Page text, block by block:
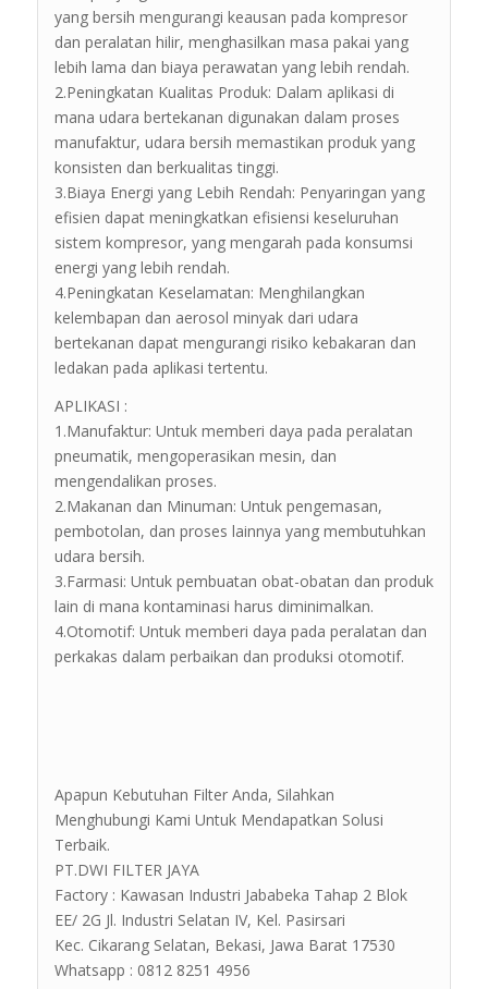
yang bersih mengurangi keausan pada kompresor
dan peralatan hilir, menghasilkan masa pakai yang
lebih lama dan biaya perawatan yang lebih rendah.
2.Peningkatan Kualitas Produk: Dalam aplikasi di
mana udara bertekanan digunakan dalam proses
manufaktur, udara bersih memastikan produk yang
konsisten dan berkualitas tinggi.
3.Biaya Energi yang Lebih Rendah: Penyaringan yang
efisien dapat meningkatkan efisiensi keseluruhan
sistem kompresor, yang mengarah pada konsumsi
energi yang lebih rendah.
4.Peningkatan Keselamatan: Menghilangkan
kelembapan dan aerosol minyak dari udara
bertekanan dapat mengurangi risiko kebakaran dan
ledakan pada aplikasi tertentu.
APLIKASI :
1.Manufaktur: Untuk memberi daya pada peralatan
pneumatik, mengoperasikan mesin, dan
mengendalikan proses.
2.Makanan dan Minuman: Untuk pengemasan,
pembotolan, dan proses lainnya yang membutuhkan
udara bersih.
3.Farmasi: Untuk pembuatan obat-obatan dan produk
lain di mana kontaminasi harus diminimalkan.
4.Otomotif: Untuk memberi daya pada peralatan dan
perkakas dalam perbaikan dan produksi otomotif.
Apapun Kebutuhan Filter Anda, Silahkan
Menghubungi Kami Untuk Mendapatkan Solusi
Terbaik.
PT.DWI FILTER JAYA
Factory : Kawasan Industri Jababeka Tahap 2 Blok
EE/ 2G Jl. Industri Selatan IV, Kel. Pasirsari
Kec. Cikarang Selatan, Bekasi, Jawa Barat 17530
Whatsapp : 0812 8251 4956